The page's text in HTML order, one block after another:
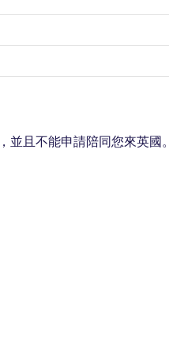
並且不能申請陪同您來英國。